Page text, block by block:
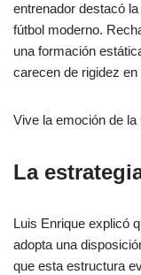
entrenador destacó
fútbol moderno.
una formación
carecen de rigidez en
Vive la emoción de
La
Luis Enrique explicó
adopta una
que esta estructura